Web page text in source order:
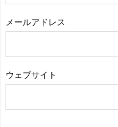
メールアドレス
ウェブサイト